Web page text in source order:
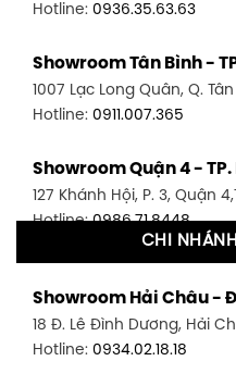
Hotline: 0936.35.63.63
Showroom Tân Bình -
1007 Lạc Long Quân, Q. Tân
Hotline: 0911.007.365
Showroom Quận 4 - TP.
127 Khánh Hội, P. 3, Quận
Hotline:0986.71.8448
1411 Đường 3/2, P. 16, Quận
Hotline:0906.256.759
CHI
Showroom Hải Châu -
18 Đ. Lê Đình Dương, Hải
Hotline: 0934.02.18.18